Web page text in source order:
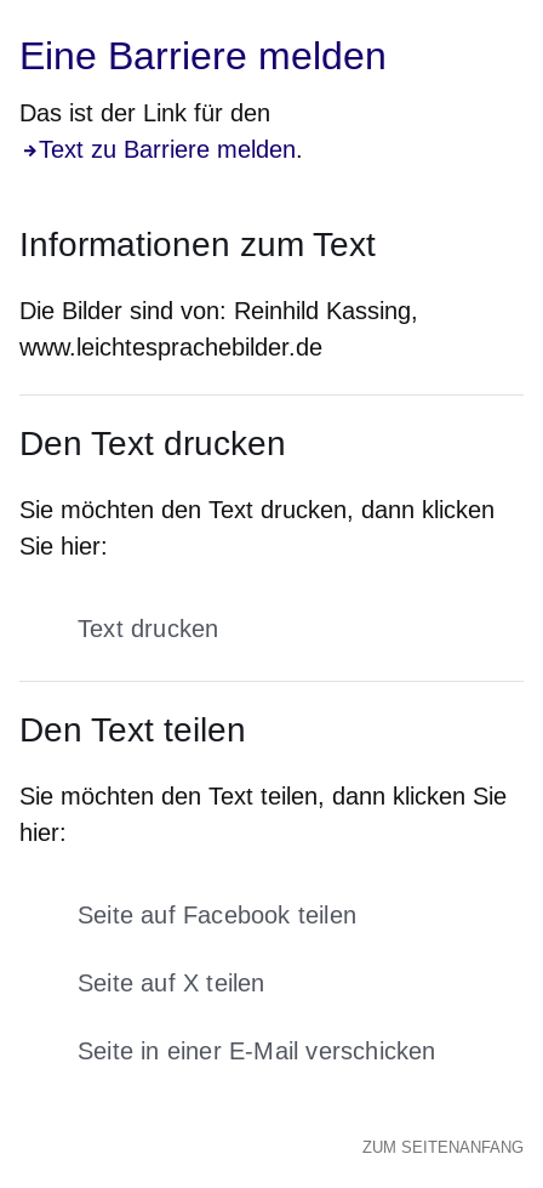
Eine Barriere melden
Das ist der Link für den
Text zu Barriere melden.
Informationen zum Text
Die Bilder sind von: Reinhild Kassing,
www.leichtesprachebilder.de
Den Text drucken
Sie möchten den Text drucken, dann klicken
Sie hier:
Text drucken
Den Text teilen
Sie möchten den Text teilen, dann klicken Sie
hier:
Seite auf Facebook teilen
Öffnet sich in einem neuen
Seite auf X teilen
Öffnet sich in einem neuen Fenster
Seite in einer E-Mail verschicken
Öffnet sich in einem neuen
ZUM SEITENANFANG